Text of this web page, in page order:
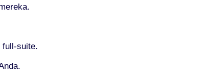
full-suite.